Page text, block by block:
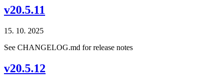
v20.5.11
15. 10. 2025
See CHANGELOG.md for release notes
v20.5.12